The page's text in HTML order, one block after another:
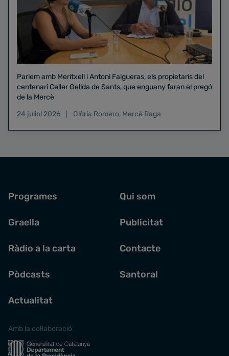
Parlem amb Meritxell i Antoni Falgueras, els propietaris del
centenari Celler Gelida de Sants, que enguany faran el pregó
de la Mercè
24 juliol 2026
Glòria Romero, Mercè Raga
Programes
Graella
Ràdio a la carta
Pòdcasts
Actualitat
Qui som
Publicitat
Contacte
Santoral
Amb la col·laboració